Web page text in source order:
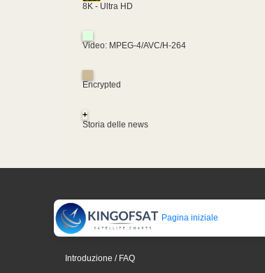
8K - Ultra HD
Video: MPEG-4/AVC/H-264
Encrypted
+
Storia delle news
Pagina iniziale
Introduzione / FAQ